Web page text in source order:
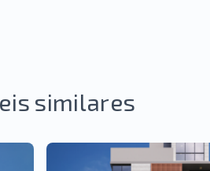
similares